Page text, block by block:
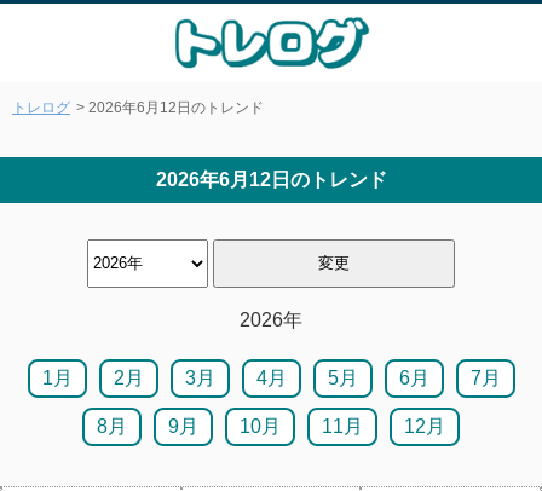
トレログ > 2026年6月12日のトレンド
2026年6月12日のトレンド
2026年
1月 2月 3月 4月 5月 6月 7月
8月 9月 10月 11月 12月